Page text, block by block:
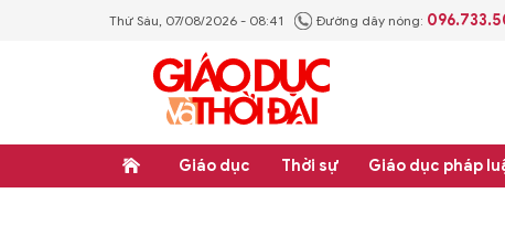
Thứ Sáu, 07/08/2026 - 08:41 Đường dây nóng:
Giáo dục Thời sự Giáo dục pháp